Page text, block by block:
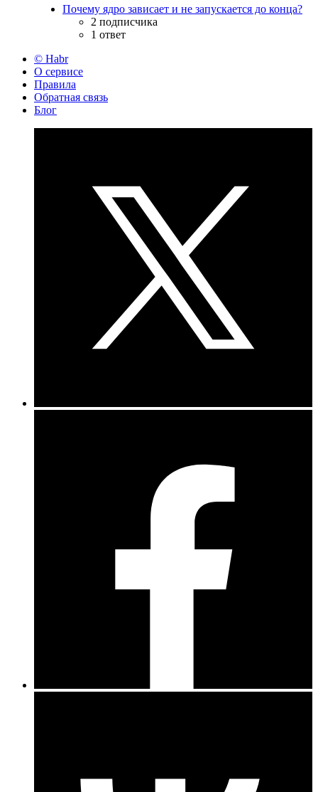
Почему ядро зависает и не запускается до конца?
2 подписчика
1 ответ
© Habr
О сервисе
Правила
Обратная связь
Блог